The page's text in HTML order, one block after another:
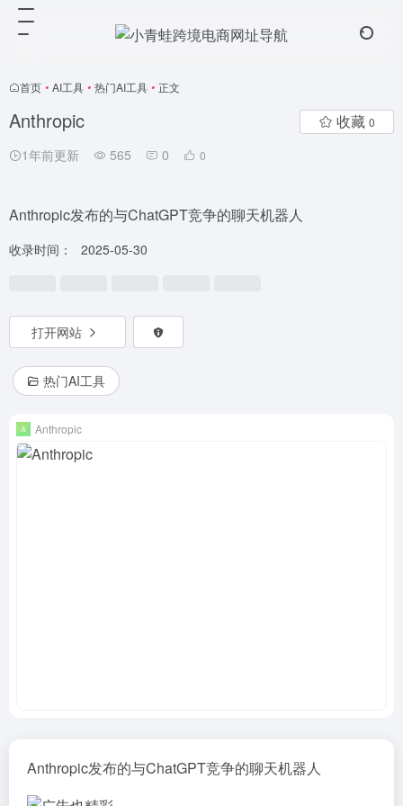
首页 • AI工具 • 热门AI工具 • 正文
Anthropic
1年前更新 565 0 0
收藏 0
Anthropic发布的与ChatGPT竞争的聊天机器人
收录时间： 2025-05-30
打开网站
热门AI工具
Anthropic
Anthropic发布的与ChatGPT竞争的聊天机器人